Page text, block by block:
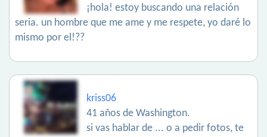
¡hola! estoy buscando una relación
seria. un hombre que me ame y me respete, yo daré lo
mismo por el!??
kriss06
41 años de Washington.
si vas hablar de ... o a pedir fotos, te